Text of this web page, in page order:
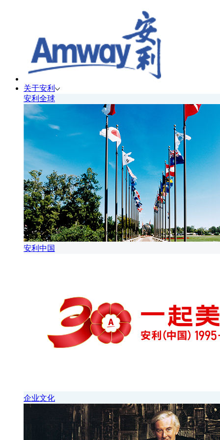
关于安利
安利全球
安利中国
企业文化